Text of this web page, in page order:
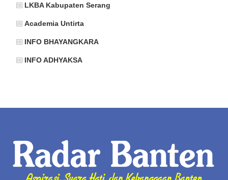
LKBA Kabupaten Serang
Academia Untirta
INFO BHAYANGKARA
INFO ADHYAKSA